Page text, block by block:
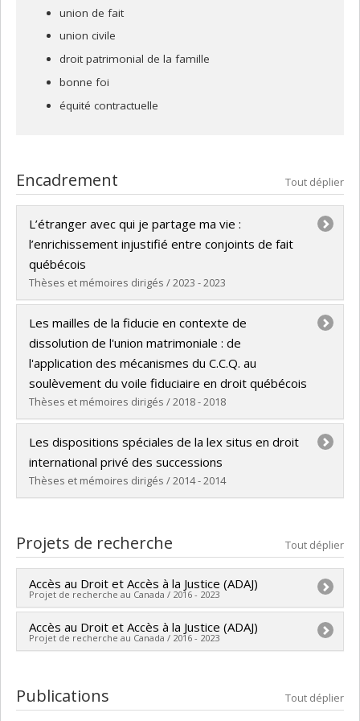
sont : les conjoints de fait, le droit patrimonial de la famille,
la bonne foi et l'équité contractuelle. Elle a publié plusieurs
articles sur ces sujets et prononcé plusieurs conférences
dans les milieux universitaires et professionnels, tant au
Québec qu'à l'étranger. Elle a entre autres publié un
union de fait
union civile
droit patrimonial de la famille
bonne foi
équité contractuelle
Encadrement Tout déplier
L’étranger avec qui je partage ma vie :
l’enrichissement injustifié entre conjoints de fait
québécois
Thèses et mémoires dirigés / 2023 - 2023
Diplômé(e) :Papaioannou, Effie Panagiota
Cycle :Maîtrise
Diplôme obtenu :LL. M.
Lien vers le document dans Papyrus
Les mailles de la fiducie en contexte de
dissolution de l'union matrimoniale : de
l'application des mécanismes du C.C.Q. au
soulèvement du voile fiduciaire en droit québécois
Thèses et mémoires dirigés / 2018 - 2018
Diplômé(e) :Olivier, Raphaëlle
Cycle :Maîtrise
Diplôme obtenu :LL. M.
Lien vers le document dans Papyrus
Les dispositions spéciales de la lex situs en droit
international privé des successions
Thèses et mémoires dirigés / 2014 - 2014
Cycle :Maîtrise
Diplôme obtenu :LL. M.
Lien vers le document dans Papyrus
Projets de recherche Tout déplier
Accès au Droit et Accès à la Justice (ADAJ)
Projet de recherche au Canada / 2016 - 2023
Chercheur principal : Pierre Noreau
Co-chercheurs : Pierre Trudel,Brigitte Lefebvre,
Nicolas Vermeys
Pierre Claude Lafond,Sophie Morin,Maryse Potvin,
Accès au Droit et Accès à la Justice (ADAJ)
Projet de recherche au Canada / 2016 - 2023
Co-chercheurs :
Brigitte Lefebvre
Marc André Éthier,Catherine Piché,Martine Valois,
Publications Tout déplier